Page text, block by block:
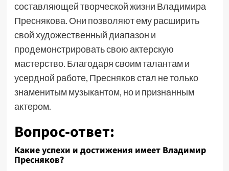
составляющей творческой жизни Владимира
Преснякова. Они позволяют ему расширить
свой художественный диапазон и
продемонстрировать свою актерскую
мастерство. Благодаря своим талантам и
усердной работе, Пресняков стал не только
знаменитым музыкантом, но и признанным
актером.
Вопрос-ответ:
Какие успехи и достижения имеет Владимир
Пресняков?